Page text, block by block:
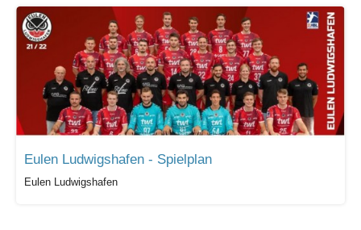
Eulen Ludwigshafen - Spielplan
Eulen Ludwigshafen